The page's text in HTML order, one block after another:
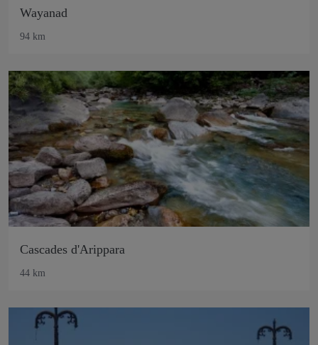
Wayanad
94 km
Cascades d'Arippara
44 km